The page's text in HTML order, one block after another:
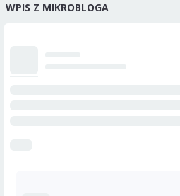
WPIS Z MIKROBLOGA